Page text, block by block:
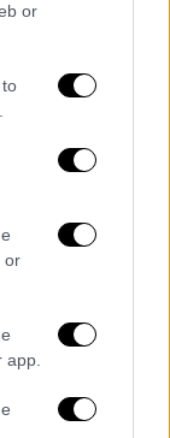
or
or
νέους
στο Truth